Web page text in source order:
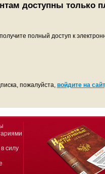
доступны только
полный доступ к
пожалуйста, войдите на
силу